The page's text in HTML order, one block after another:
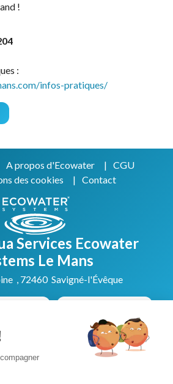
!
:
infos-pratiques/
A propos d'Ecowater
CGU
des cookies
Contact
Services Ecowater
Le Mans
, 72460 Savigné-l'Évêque
Exclusif Ecowater Systems :
(53), Maine et Loire (49), Orne